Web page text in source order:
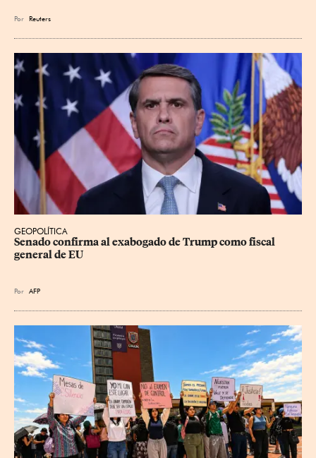
Por Reuters
GEOPOLÍTICA
Senado confirma al exabogado de Trump como fiscal
general de EU
Por AFP